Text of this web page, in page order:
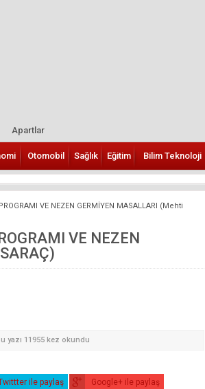
Apartlar
Otomobil Sağlık Eğitim Bilim Teknoloji
VE NEZEN GERMİYEN MASALLARI (Mehti
VE NEZEN
yazı 11955 kez okundu
ile paylaş Google+ ile paylaş